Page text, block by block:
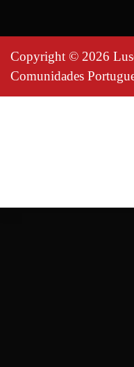
Copyright © 2026
Comunidades